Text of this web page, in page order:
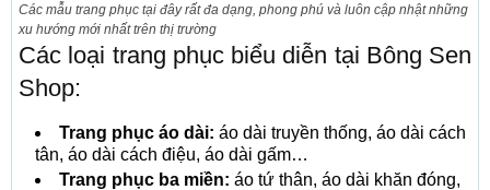
Các mẫu trang phục tại đây rất đa dạng, phong phú và luôn cập nhật những
xu hướng mới nhất trên thị trường
Các loại trang phục biểu diễn tại Bông Sen
Shop:
Trang phục áo dài: áo dài truyền thống, áo dài cách
tân, áo dài cách điệu, áo dài gấm…
Trang phục ba miền: áo tứ thân, áo dài khăn đóng,